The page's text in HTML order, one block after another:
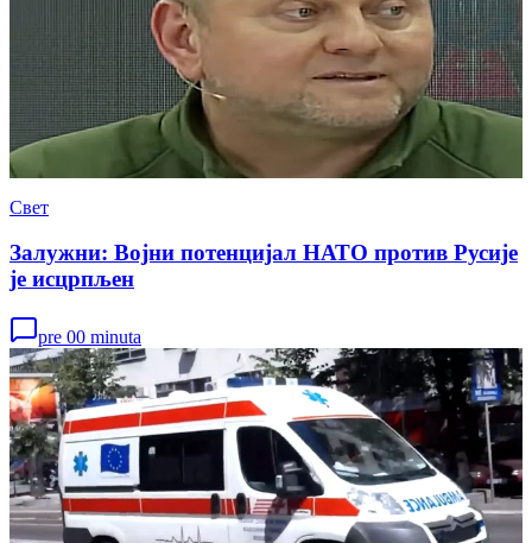
Свет
Залужни: Војни потенцијал НАТО против Русије
је исцрпљен
pre 00 minuta